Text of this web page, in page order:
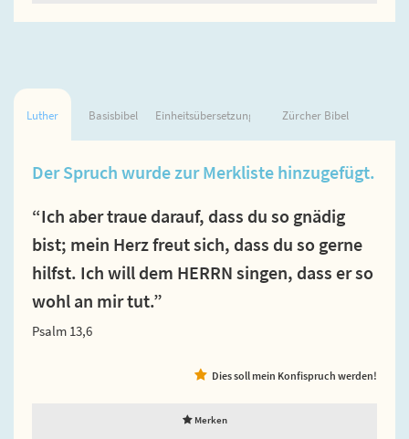
Luther Basisbibel Einheitsübersetzung Zürcher Bibel
Der Spruch wurde zur Merkliste hinzugefügt.
“Ich aber traue darauf, dass du so gnädig
bist; mein Herz freut sich, dass du so gerne
hilfst. Ich will dem HERRN singen, dass er so
wohl an mir tut.”
Psalm 13,6
Dies soll mein Konfispruch werden!
Merken